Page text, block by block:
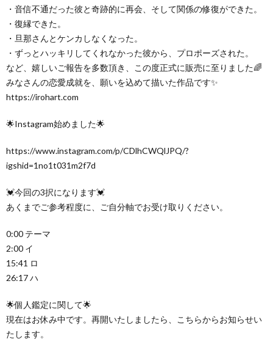
・音信不通だった彼と奇跡的に再会、そして関係の修復ができた。
・復縁できた。
・旦那さんとケンカしなくなった。
・ずっとハッキリしてくれなかった彼から、プロポーズされた。
など、嬉しいご報告を多数頂き、この度正式に販売に至りました🌈
みなさんの恋愛成就を、願いを込めて描いた作品です✨
https://irohart.com
🌟Instagram始めました🌟
https://www.instagram.com/p/CDlhCWQlJPQ/?
igshid=1no1t031m2f7d
💓今回の3択になります💓
あくまでご参考程度に、ご自分軸でお受け取りください。
0:00 テーマ
2:00 イ
15:41 ロ
26:17 ハ
🌟個人鑑定に関して🌟
現在はお休み中です。再開いたしましたら、こちらからお知らせい
たします。